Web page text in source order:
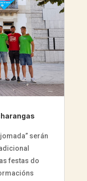
serán
festas do